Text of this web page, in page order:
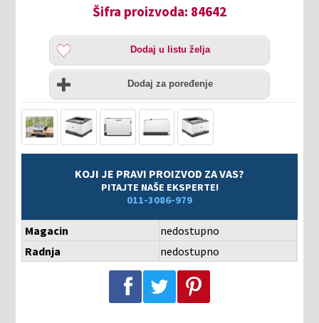
Šifra proizvoda: 84642
Dodaj
listu
želja
Dodaj u listu želja
Uporedi
Dodaj za poređenje
KOJI JE PRAVI PROIZVOD ZA VAS?
PITAJTE NAŠE EKSPERTE!
011-3086-979
Magacin
nedostupno
Radnja
nedostupno
Podeli na Facebook-u Podeli na Twitter-u Podeli na Pinterest-u